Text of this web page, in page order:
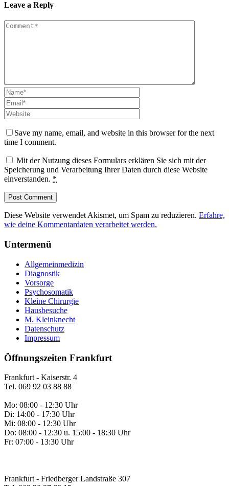
Leave a Reply
Save my name, email, and website in this browser for the next
time I comment.
Mit der Nutzung dieses Formulars erklären Sie sich mit der
Speicherung und Verarbeitung Ihrer Daten durch diese Website
einverstanden. *
Diese Website verwendet Akismet, um Spam zu reduzieren. Erfahre,
wie deine Kommentardaten verarbeitet werden.
Untermenü
Allgemeinmedizin
Diagnostik
Vorsorge
Psychosomatik
Kleine Chirurgie
Hausbesuche
M. Kleinknecht
Datenschutz
Impressum
Öffnungszeiten Frankfurt
Frankfurt - Kaiserstr. 4
Tel. 069 92 03 88 88
Mo: 08:00 - 12:30 Uhr
Di: 14:00 - 17:30 Uhr
Mi: 08:00 - 12:30 Uhr
Do: 08:00 - 12:30 u. 15:00 - 18:30 Uhr
Fr: 07:00 - 13:30 Uhr
Frankfurt - Friedberger Landstraße 307